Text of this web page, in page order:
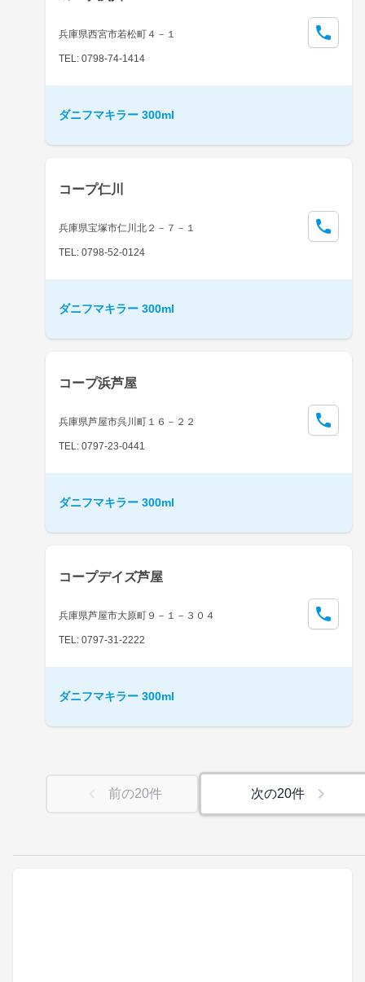
兵庫県西宮市若松町４－１
TEL: 0798-74-1414
ダニフマキラー 300ml
コープ仁川
兵庫県宝塚市仁川北２－７－１
TEL: 0798-52-0124
ダニフマキラー 300ml
コープ浜芦屋
兵庫県芦屋市呉川町１６－２２
TEL: 0797-23-0441
ダニフマキラー 300ml
コープデイズ芦屋
兵庫県芦屋市大原町９－１－３０４
TEL: 0797-31-2222
ダニフマキラー 300ml
前の20件 次の20件